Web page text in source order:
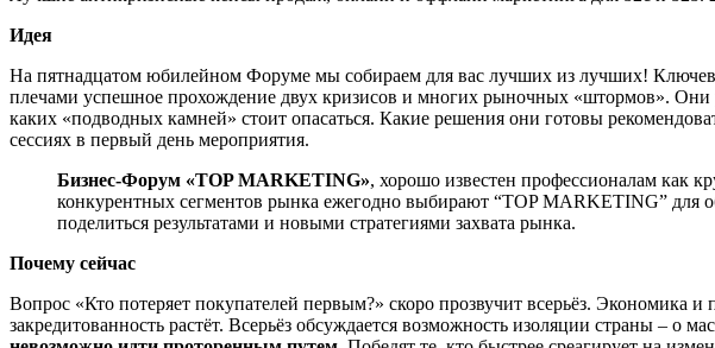
Идея
На пятнадцатом юбилейном Форуме мы собираем для вас лучших из лучших!
плечами успешное прохождение двух кризисов и многих рыночных «штормов».
каких «подводных камней» стоит опасаться. Какие решения они готовы
сессиях в первый день мероприятия.
Бизнес-Форум «TOPMARKETING», хорошо известен профессионалам как
конкурентных сегментов рынка ежегодно выбирают “TOP MARKETING”
поделиться результатами и новыми стратегиями захвата рынка.
Почему сейчас
Вопрос «Кто потеряет покупателей первым?» скоро прозвучит всерьёз. Экономика
закредитованность растёт. Всерьёз обсуждается возможность изоляции страны – о